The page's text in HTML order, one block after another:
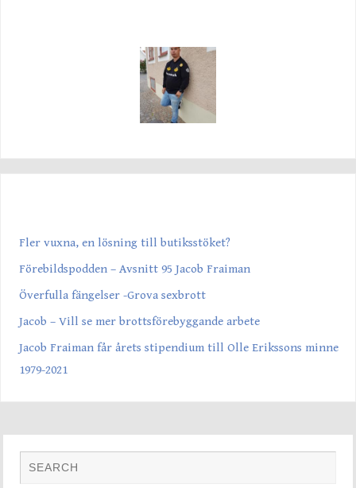
Fler vuxna, en lösning till butiksstöket?
Förebildspodden – Avsnitt 95 Jacob Fraiman
Överfulla fängelser -Grova sexbrott
Jacob – Vill se mer brottsförebyggande arbete
Jacob Fraiman får årets stipendium till Olle Erikssons minne
1979-2021